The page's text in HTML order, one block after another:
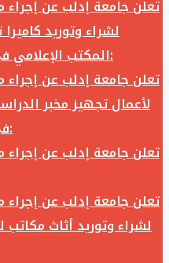
تعلن جامعة إدلب عن
لشراء وتوريد
المكتب الإعلامي في جامعة إدلب وفق الآتي:
تعلن جامعة إدلب عن
لأعمال تجهيز مخبر
في جامعة ادلب وفق الآتي:
تعلن جامعة إدلب عن
تعلن جامعة إدلب عن
لشراء وتوريد أثاث